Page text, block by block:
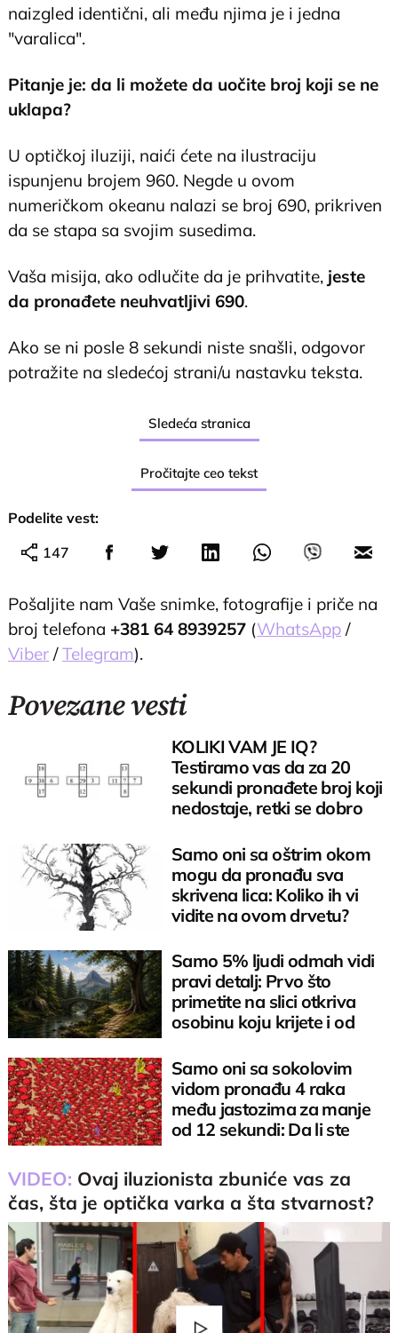
naizgled identični, ali među njima je i jedna
"varalica".
Pitanje je: da li možete da uočite broj koji se ne
uklapa?
U optičkoj iluziji, naići ćete na ilustraciju
ispunjenu brojem 960. Negde u ovom
numeričkom okeanu nalazi se broj 690, prikriven
da se stapa sa svojim susedima.
Vaša misija, ako odlučite da je prihvatite, jeste
da pronađete neuhvatljivi 690.
Ako se ni posle 8 sekundi niste snašli, odgovor
potražite na sledećoj strani/u nastavku teksta.
Sledeća stranica
Pročitajte ceo tekst
Podelite vest:
147
Pošaljite nam Vaše snimke, fotografije i priče na
broj telefona +381 64 8939257 (WhatsApp /
Viber /Telegram).
Povezane vesti
KOLIKI VAM JE IQ?
Testiramo vas da za 20
sekundi pronađete broj koji
nedostaje, retki se dobro
Samo oni sa oštrim okom
mogu da pronađu sva
skrivena lica: Koliko ih vi
vidite na ovom drvetu?
Samo 5% ljudi odmah vidi
pravi detalj: Prvo što
primetite na slici otkriva
osobinu koju krijete i od
Samo oni sa sokolovim
vidom pronađu 4 raka
među jastozima za manje
od 12 sekundi: Da li ste
VIDEO: Ovaj iluzionista zbuniće vas za
čas, šta je optička varka a šta stvarnost?